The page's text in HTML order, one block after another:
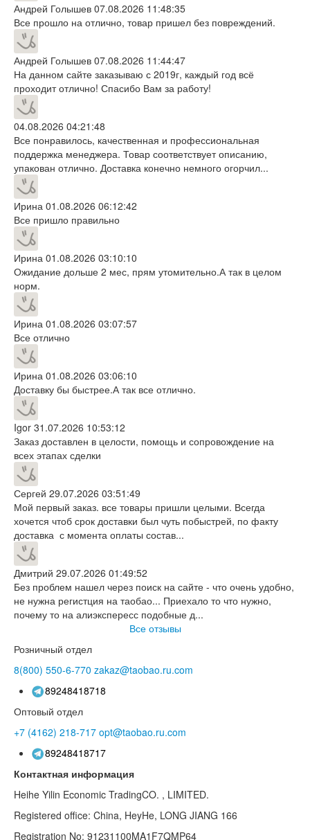
Андрей Голышев 07.08.2026 11:48:35
Все прошло на отлично, товар пришел без повреждений.
Андрей Голышев 07.08.2026 11:44:47
На данном сайте заказываю с 2019г, каждый год всё
проходит отлично! Спасибо Вам за работу!
04.08.2026 04:21:48
Все понравилось, качественная и профессиональная
поддержка менеджера. Товар соответствует описанию,
упакован отлично. Доставка конечно немного огорчил...
Ирина 01.08.2026 06:12:42
Все пришло правильно
Ирина 01.08.2026 03:10:10
Ожидание дольше 2 мес, прям утомительно.А так в целом
норм.
Ирина 01.08.2026 03:07:57
Все отлично
Ирина 01.08.2026 03:06:10
Доставку бы быстрее.А так все отлично.
Igor 31.07.2026 10:53:12
Заказ доставлен в целости, помощь и сопровождение на
всех этапах сделки
Сергей 29.07.2026 03:51:49
Мой первый заказ. все товары пришли целыми. Всегда
хочется чтоб срок доставки был чуть побыстрей, по факту
доставка с момента оплаты состав...
Дмитрий 29.07.2026 01:49:52
Без проблем нашел через поиск на сайте - что очень удобно,
не нужна регистция на таобао... Приехало то что нужно,
почему то на алиэкспересс подобные д...
Все отзывы
Розничный отдел
8(800) 550-6-770 zakaz@taobao.ru.com
89248418718
Оптовый отдел
+7 (4162) 218-717 opt@taobao.ru.com
89248418717
Контактная информация
Heihe Yilin Economic TradingCO. , LIMITED.
Registered office: China, HeyHe, LONG JIANG 166
Registration No: 91231100MA1F7QMP64